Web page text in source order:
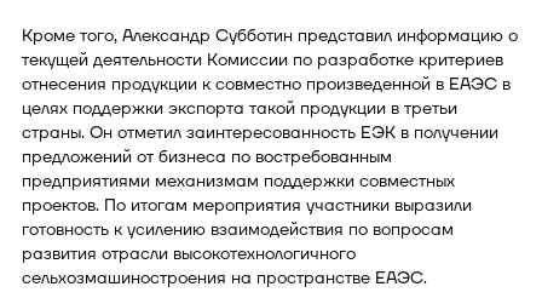
Кроме того, Александр Субботин представил информацию о
текущей деятельности Комиссии по разработке критериев
отнесения продукции к совместно произведенной в ЕАЭС в
целях поддержки экспорта такой продукции в третьи
страны. Он отметил заинтересованность ЕЭК в получении
предложений от бизнеса по востребованным
предприятиями механизмам поддержки совместных
проектов. По итогам мероприятия участники выразили
готовность к усилению взаимодействия по вопросам
развития отрасли высокотехнологичного
сельхозмашиностроения на пространстве ЕАЭС.